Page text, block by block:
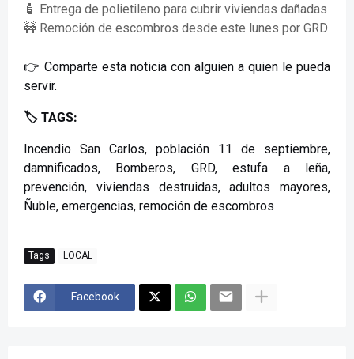
🧴 Entrega de polietileno para cubrir viviendas dañadas
🚧 Remoción de escombros desde este lunes por GRD
👉 Comparte esta noticia con alguien a quien le pueda
servir.
🏷️ TAGS:
Incendio San Carlos, población 11 de septiembre,
damnificados, Bomberos, GRD, estufa a leña,
prevención, viviendas destruidas, adultos mayores,
Ñuble, emergencias, remoción de escombros
Tags LOCAL
Facebook